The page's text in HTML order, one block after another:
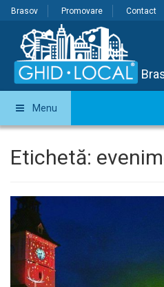
Brasov Promovare Contact
Menu
Etichetă: